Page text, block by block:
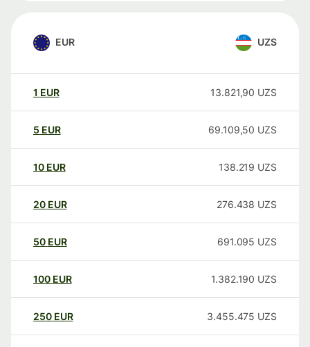
EUR UZS
1 EUR 13.821,90 UZS
5 EUR 69.109,50 UZS
10 EUR 138.219 UZS
20 EUR 276.438 UZS
50 EUR 691.095 UZS
100 EUR 1.382.190 UZS
250 EUR 3.455.475 UZS